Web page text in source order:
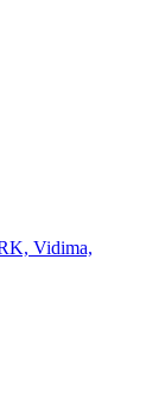
Vidima,